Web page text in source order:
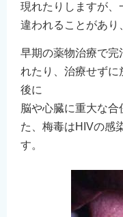
現れたりしますが、
違われることがあり
早期の薬物治療で完
れたり、治療せず
後に
脳や心臓に重大な
た、梅毒はHIVの感
す。